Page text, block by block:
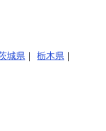
城県 ｜栃木県 ｜